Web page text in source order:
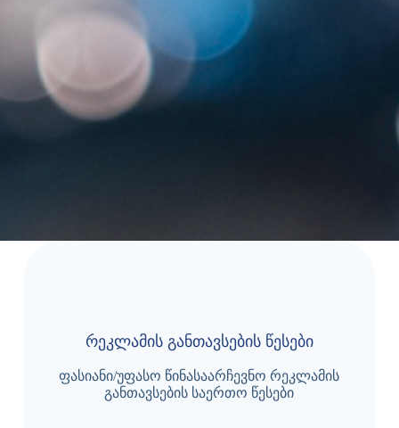
რეკლამის განთავსების წესები
ფასიანი/უფასო წინასაარჩევნო რეკლამის
განთავსების საერთო წესები